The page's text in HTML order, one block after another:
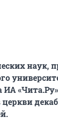
наук,
ИА